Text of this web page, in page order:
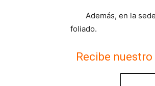
Además, en la
foliado.
Recibe